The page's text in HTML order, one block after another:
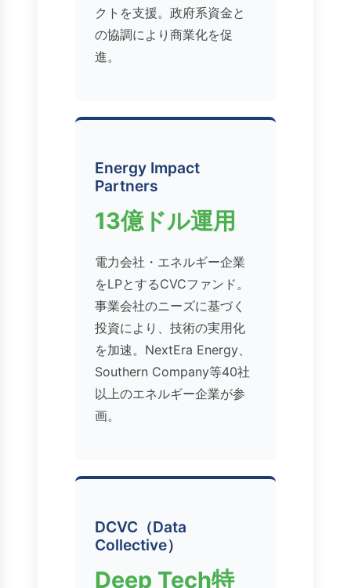
クトを支援。政府系資金と
の協調により商業化を促
進。
Energy Impact
Partners
13億ドル運用
電力会社・エネルギー企業
をLPとするCVCファンド。
事業会社のニーズに基づく
投資により、技術の実用化
を加速。NextEra Energy、
Southern Company等40社
以上のエネルギー企業が参
画。
DCVC（Data
Collective）
Deep Tech特